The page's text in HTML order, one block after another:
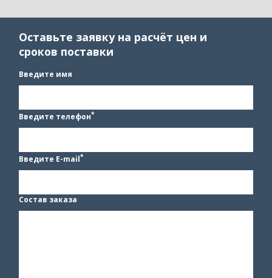
Оставьте заявку на расчёт цен и
сроков поставки
Введите имя
Введите телефон*
Введите E-mail*
Состав заказа